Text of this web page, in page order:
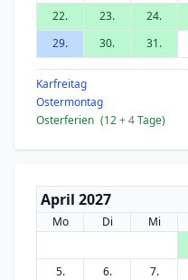
22.
23. 24.
29.
30. 31.
Karfreitag
Ostermontag
Osterferien (12+ 4Tage)
April 2027
Mo Di Mi
5.
6. 7.